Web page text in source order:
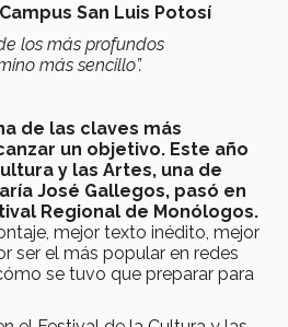
San Luis Potosí
los más profundos
más sencillo”.
de las claves más
un objetivo. Este año
y las Artes, una de
José Gallegos, pasó en
Regional de Monólogos.
mejor texto inédito, mejor
ser el más popular en redes
se tuvo que preparar para